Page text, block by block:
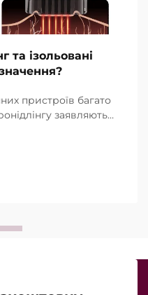
та ізольовані
пристроїв багато
заявляють
а в тому, наскільки